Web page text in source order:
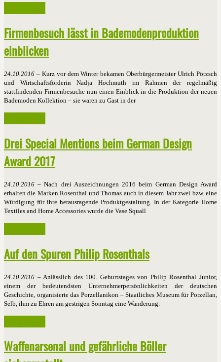
Firmenbesuch lässt in Bademodenproduktion
einblicken
24.10.2016 – Kurz vor dem Winter bekamen Oberbürgermeister Ulrich Pötzsch
und Wirtschaftsförderin Nadja Hochmuth im Rahmen der regelmäßig
stattfindenden Firmenbesuche nun einen Einblick in die Produktion der neuen
Bademoden Kollektion – sie waren zu Gast in der
Drei Special Mentions beim German Design
Award 2017
24.10.2016 – Nach drei Auszeichnungen 2016 beim German Design Award
erhalten die Marken Rosenthal und Thomas auch in diesem Jahr zwei bzw. eine
Würdigung für ihre herausragende Produktgestaltung. In der Kategorie Home
Textiles and Home Accessories wurde die Vase Squall
Auf den Spuren Philip Rosenthals
24.10.2016 – Anlässlich des 100. Geburtstages von Philip Rosenthal Junior,
einem der bedeutendsten Unternehmerpersönlichkeiten der deutschen
Geschichte, organisierte das Porzellanikon – Staatliches Museum für Porzellan,
Selb, ihm zu Ehren am gestrigen Sonntag eine Wanderung.
Waffenarsenal und gefährliche Böller